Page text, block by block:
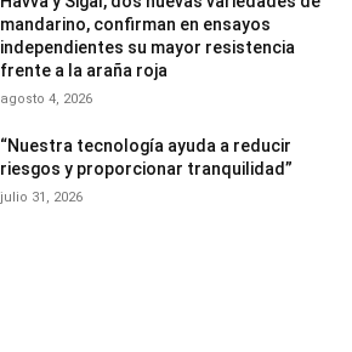
mandarino, confirman en ensayos
independientes su mayor resistencia
frente a la araña roja
agosto 4, 2026
“Nuestra tecnología ayuda a reducir
riesgos y proporcionar tranquilidad”
julio 31, 2026